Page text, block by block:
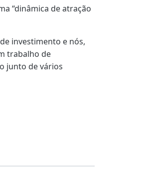
“dinâmica de atração
investimento e nós,
trabalho de
junto de vários